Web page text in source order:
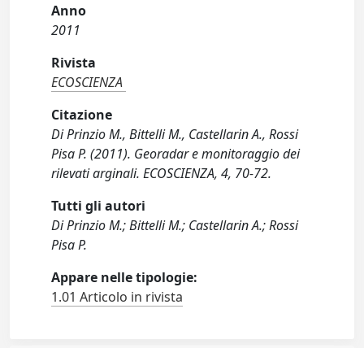
Anno
2011
Rivista
ECOSCIENZA
Citazione
Di Prinzio M., Bittelli M., Castellarin A., Rossi
Pisa P. (2011). Georadar e monitoraggio dei
rilevati arginali. ECOSCIENZA, 4, 70-72.
Tutti gli autori
Di Prinzio M.; Bittelli M.; Castellarin A.; Rossi
Pisa P.
Appare nelle tipologie:
1.01 Articolo in rivista